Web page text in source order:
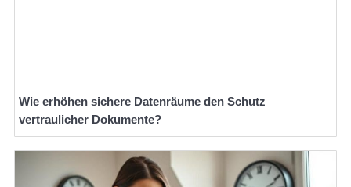
Wie erhöhen sichere Datenräume den Schutz
vertraulicher Dokumente?